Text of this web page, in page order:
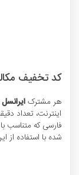
کد تخفیف
هر مشترکایرانسل
اینترنت، تعداد
فارسی که متناسب
شده با استفاده